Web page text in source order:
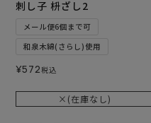
刺し子 枡ざし2
メール便6個まで可
和泉木綿(さらし)使用
¥572税込
×(在庫なし)